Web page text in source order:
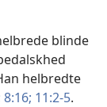
blinde
helbredte
8:16; 11:2-5.